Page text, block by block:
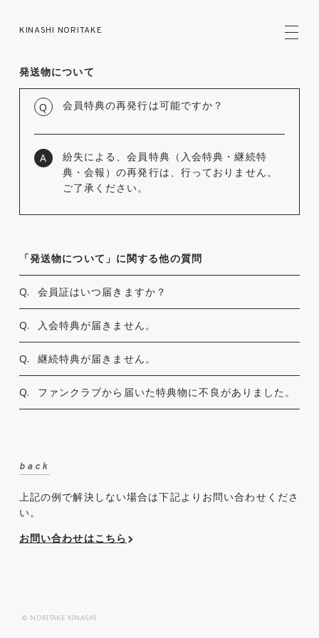
KINASHI NORITAKE
発送物について
Q 会員特典の再発行は可能ですか？
A
紛失による、会員特典（入会特典・継続特
典・会報）の再発行は、行っておりません。
ご了承ください。
「発送物について」に関する他の質問
Q. 会員証はいつ届きますか？
Q. 入会特典が届きません。
Q. 継続特典が届きません。
Q. ファンクラブから届いた特典物に不良がありました。
back
上記の例で解決しない場合は下記よりお問い合わせくださ
い。
お問い合わせはこちら
© NORITAKE KINASHI